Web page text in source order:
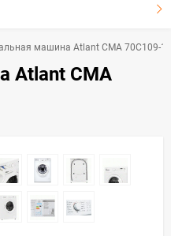
машина Atlant СМА 70С109-10
Atlant СМА